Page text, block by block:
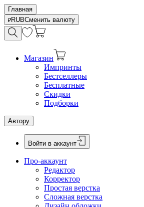
Главная
RUBСменить валюту
Магазин
Импринты
Бестселлеры
Бесплатные
Скидки
Подборки
Автору
Войти в аккаунт
Про-аккаунт
Редактор
Корректор
Простая верстка
Сложная верстка